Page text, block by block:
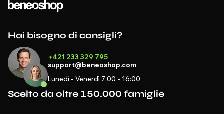
Hai bisogno di consigli?
+421 233 329 795
support@beneoshop.com
Lunedì - Venerdì 7:00 - 16:00
Scelto da oltre 150.000 famiglie